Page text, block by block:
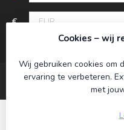
€
Cookies – wij
Wij gebruiken cookies om
ervaring te verbeteren.
met